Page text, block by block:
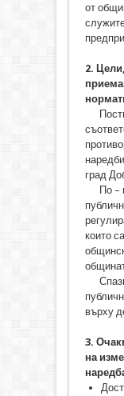
от
2.
град
По –
които
върху
3.
на